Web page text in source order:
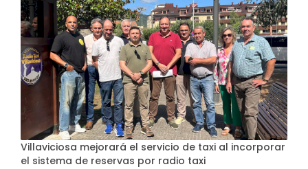
Villaviciosa mejorará el servicio de taxi al incorporar
el sistema de reservas por radio taxi